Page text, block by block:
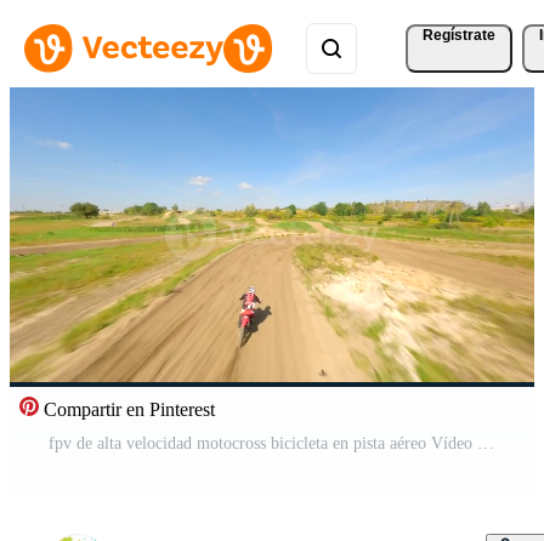
Regístrate
Compartir en Pinterest
fpv de alta velocidad motocross bicicleta en pista aéreo Vídeo Pro